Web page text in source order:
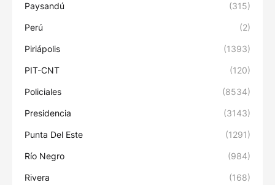
Paysandú (315)
Perú (2)
Piriápolis (1393)
PIT-CNT (120)
Policiales (8534)
Presidencia (3143)
Punta Del Este (1291)
Río Negro (984)
Rivera (168)